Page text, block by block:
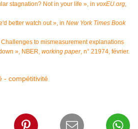
stagnation? Not in your life », in voxEU.org,
better watch out », in New York Times Book
Challenges to mismeasurement explanations
», NBER, working paper, n° 21974, février.
- compétitivité